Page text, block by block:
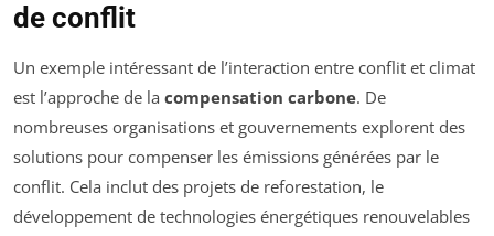
de conflit
Un exemple intéressant de l’interaction entre conflit et climat
est l’approche de la compensation carbone. De
nombreuses organisations et gouvernements explorent des
solutions pour compenser les émissions générées par le
conflit. Cela inclut des projets de reforestation, le
développement de technologies énergétiques renouvelables